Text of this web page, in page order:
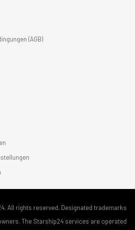
(AGB)
All rights reserved. Designated trademarks
The Starship24 services are operated